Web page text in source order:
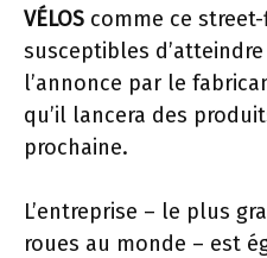
VÉLOS comme ce
susceptibles
l’annonce par le
qu’il lancera des
prochaine.
L’entreprise – le plus
roues au monde – est